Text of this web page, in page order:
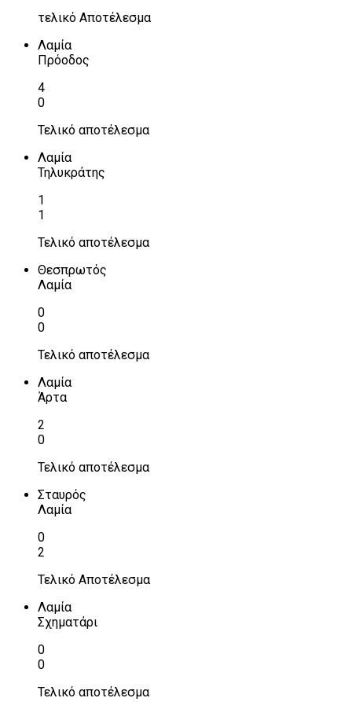
τελικό Αποτέλεσμα
Λαμία
Πρόοδος
4
0
Τελικό αποτέλεσμα
Λαμία
Τηλυκράτης
1
1
Τελικό αποτέλεσμα
Θεσπρωτός
Λαμία
0
0
Τελικό αποτέλεσμα
Λαμία
Άρτα
2
0
Τελικό αποτέλεσμα
Σταυρός
Λαμία
0
2
Τελικό Αποτέλεσμα
Λαμία
Σχηματάρι
0
0
Τελικό αποτέλεσμα